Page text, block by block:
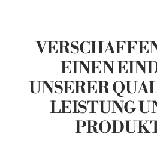
EINEN
UNSERER
LEISTUNG